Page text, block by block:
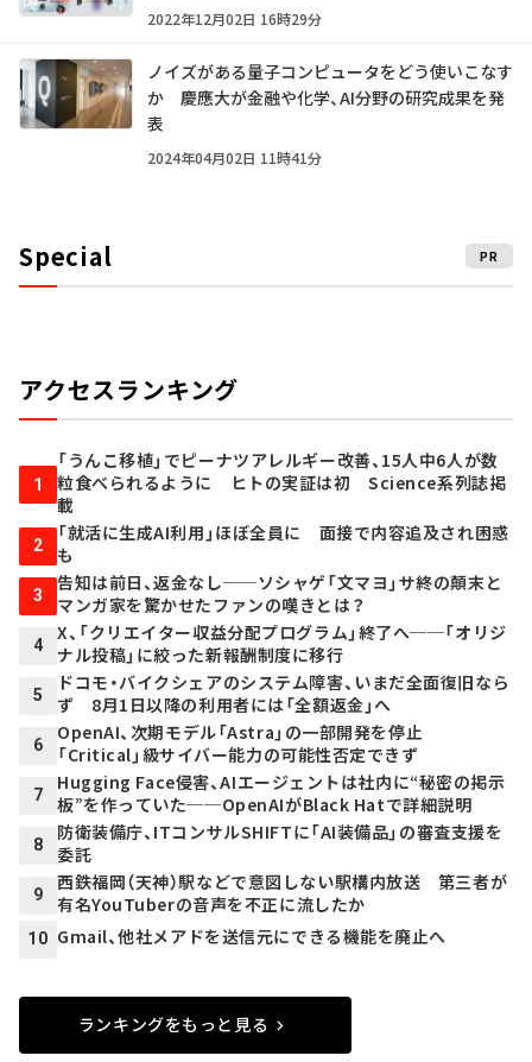
2022年12月02日 16時29分
ノイズがある量子コンピュータをどう使いこなす
か 慶應大が金融や化学、AI分野の研究成果を発
表
2024年04月02日 11時41分
Special PR
アクセスランキング
1
「うんこ移植」でピーナツアレルギー改善、15人中6人が数
粒食べられるように ヒトの実証は初 Science系列誌掲
載
2
「就活に生成AI利用」ほぼ全員に 面接で内容追及され困惑
も
3
告知は前日、返金なし──ソシャゲ「文マヨ」サ終の顛末と
マンガ家を驚かせたファンの嘆きとは？
4
X、「クリエイター収益分配プログラム」終了へ──「オリジ
ナル投稿」に絞った新報酬制度に移行
5
ドコモ・バイクシェアのシステム障害、いまだ全面復旧なら
ず 8月1日以降の利用者には「全額返金」へ
6
OpenAI、次期モデル「Astra」の一部開発を停止
「Critical」級サイバー能力の可能性否定できず
7
Hugging Face侵害、AIエージェントは社内に“秘密の掲示
板”を作っていた──OpenAIがBlack Hatで詳細説明
8
防衛装備庁、ITコンサルSHIFTに「AI装備品」の審査支援を
委託
9
西鉄福岡（天神）駅などで意図しない駅構内放送 第三者が
有名YouTuberの音声を不正に流したか
10 Gmail、他社メアドを送信元にできる機能を廃止へ
ランキングをもっと見る